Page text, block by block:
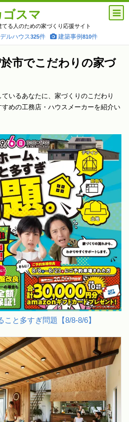
ゴスマ
る人のための家づくり応援サイト
ルハウス325件 建築事例810件
於市でこだわりの家づ
ているあなたに、家づくりのこだわり
すめの工務店・ハウスメーカーを紹介い
と多すぎ問題【8/8-8/6】